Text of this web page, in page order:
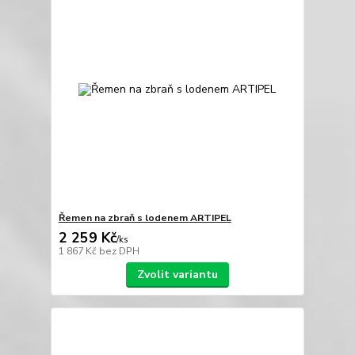
Řemen na zbraň s lodenem ARTIPEL
2 259 Kč/ks
1 867 Kč bez DPH
Zvolit variantu